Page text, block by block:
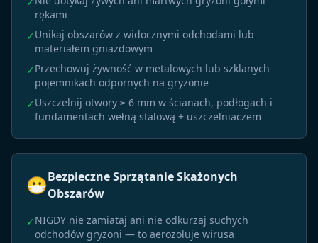
rękami
✓ Unikaj obszarów z widocznymi odchodami lub
materiałem gniazdowym
✓ Przechowuj żywność w metalowych lub szklanych
pojemnikach odpornych na gryzonie
✓ Uszczelnij otwory ≥ 6 mm w ścianach, podłogach i
fundamentach wełną stalową + uszczelniaczem
😷Bezpieczne Sprzątanie Skażonych
Obszarów
✓ NIGDY nie zamiataj ani nie odkurzaj suchych
odchodów gryzoni — to aerozoluje wirusa